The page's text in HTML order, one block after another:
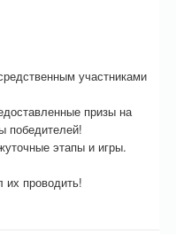
участниками
призы на
победителей!
этапы и игры.
их проводить!